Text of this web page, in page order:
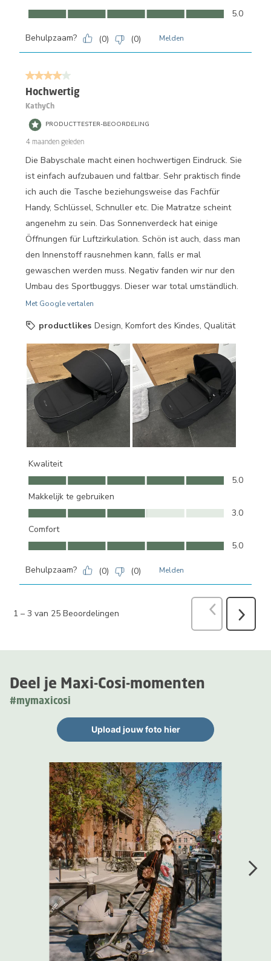
Deel je Maxi-Cosi-momenten
#mymaxicosi
Upload jouw foto hier
Media Gallerij
Carrousel met productfoto's. Gebruik de knoppen Vorige en
Comfort, 5.0 van 5
5.0
Behulpzaam? (0) (0) Melden
4 van 5 sterren.
Hochwertig
KathyCh
PRODUCTTESTER-BEOORDELING
4 maanden geleden
Die Babyschale macht einen hochwertigen Eindruck. Sie
ist einfach aufzubauen und faltbar. Sehr praktisch finde
ich auch die Tasche beziehungsweise das Fachfür
Handy, Schlüssel, Schnuller etc. Die Matratze scheint
angenehm zu sein. Das Sonnenverdeck hat einige
Öffnungen für Luftzirkulation. Schön ist auch, dass man
den Innenstoff rausnehmen kann, falls er mal
gewaschen werden muss. Negativ fanden wir nur den
Umbau des Sportbuggys. Dieser war total umständlich.
Met Google vertalen
productlikes Design, Komfort des Kindes, Qualität
Kwaliteit
Kwaliteit, 5.0 van 5
5.0
Makkelijk te gebruiken
Makkelijk te gebruiken, 3.0 van 5
3.0
Comfort
Comfort, 5.0 van 5
5.0
Behulpzaam? (0) (0) Melden
1 – 3 van 25 Beoordelingen Vorige